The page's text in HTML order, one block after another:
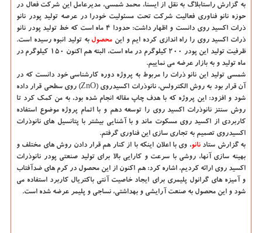
به گزارش راستابلاگ به نقل از ایسنا، محمد شمسی، مدیرعامل این شرکت فعال در
حوزه نانو فناوری فعالیت شرکت تحت مسئولیت خودرا در عرصه تولید پودر نانو
ذرات اکسید روی دانست و اظهار داشت: حدودا 4 ماه است که خط تولید پودر نانو
ذرات اکسید روی را راه اندازی کرده ایم و این محصول به تولید انبوه رسیده است.
ظرفیت تولید این پودر 200 کیلوگرم در ماه است، البته هم اکنون 150 کیلوگرم در
ماه تولید و به بازار عرضه می نماییم.
شمسی تولید این نانو ذرات را مربوط به پروژه دوره کارشناسی خود دانست که در
آن قرار بود به روش الکترولس، نانوذرات اکسیدروی (ZnO) روی سطحی قرار داده
شود و افزود: این پروژه که با هدف چاپ مقاله انجام شده بود، به من کمک کرد تا
روش سنتز نانوذرات اکسید روی را توسعه دهم و با اتمام پروژه موضوع استفاده
کاربردی از اکسید روی مسکوت ماند و با آشنایی بیشتر با پتانسیل های نانوذرات
اکسیدروی تصمیم به تجاری سازی این فناوری گرفتم.
به گزارش ستادنانو، وی با اعلان اینکه با از کنار هم قرار دادن روش های مختلف و
بهینه سازی آنها، روشی با سرعت و کارایی بالا برای تولید صنعتی پودر نانوذرات
اکسید روی ارائه کردیم، اشاره کرد: هم اکنون از این محصول در کرم های ضدآفتاب
و آمیزه های گرانول پلیمری برای ایجاد خاصیت آنتی باکتریال کاربرد استفاده می
شود و این محصول به صنعت آرایشی و بهداشتی، نساجی و پلیمر عرضه شده است.